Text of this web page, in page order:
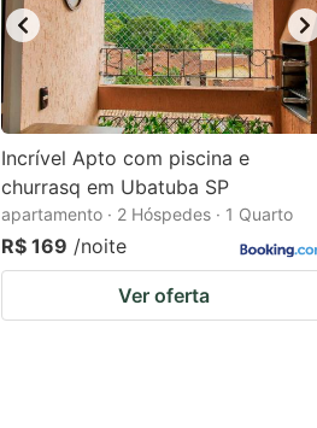
Incrível Apto com piscina e
churrasq em Ubatuba SP
apartamento · 2 Hóspedes · 1 Quarto
R$ 169 /noite
Ver oferta